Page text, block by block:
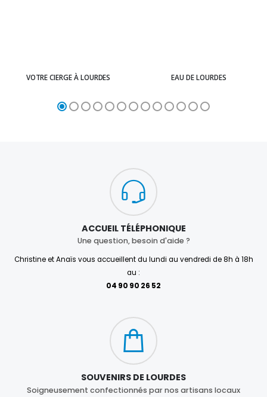
VOTRE CIERGE À LOURDES EAU DE LOURDES
ACCUEIL TÉLÉPHONIQUE
Une question, besoin d'aide ?
Christine et Anaïs vous accueillent du lundi au vendredi de 8h à 18h
au :
04 90 90 26 52
SOUVENIRS DE LOURDES
Soigneusement confectionnés par nos artisans locaux